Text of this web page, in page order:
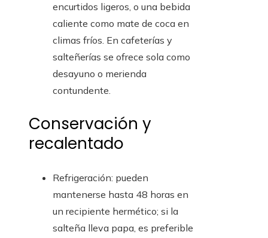
encurtidos ligeros, o una bebida
caliente como mate de coca en
climas fríos. En cafeterías y
salteñerías se ofrece sola como
desayuno o merienda
contundente.
Conservación y
recalentado
Refrigeración: pueden
mantenerse hasta 48 horas en
un recipiente hermético; si la
salteña lleva papa, es preferible